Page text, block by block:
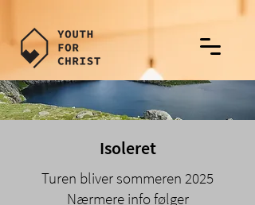
Isoleret
Turen bliver sommeren 2025
Nærmere info følger